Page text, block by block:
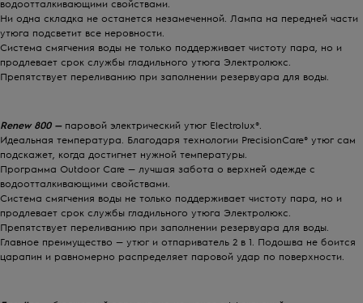
водоотталкивающими свойствами.
Ни одна складка не останется незамеченной. Лампа на передней части
утюга подсветит все неровности.
Система смягчения воды не только поддерживает чистоту пара, но и
продлевает срок службы гладильного утюга Электролюкс
Препятствует переливанию при заполнении резервуара для воды.
Renew 800 — паровой электрический утюг Electrolux®
Идеальная температура. Благодаря технологии PrecisionCare® утюг сам
подскажет, когда достигнет нужной температуры.
Программа Outdoor Care — лучшая забота о верхней одежде с
водоотталкивающими свойствами.
Система смягчения воды не только поддерживает чистоту пара, но и
продлевает срок службы гладильного утюга Электролюкс
Препятствует переливанию при заполнении резервуара для воды.
Главное преимущество — утюг и отпариватель 2 в 1. Подошва не боится
царапин и равномерно распределяет паровой удар по поверхности.